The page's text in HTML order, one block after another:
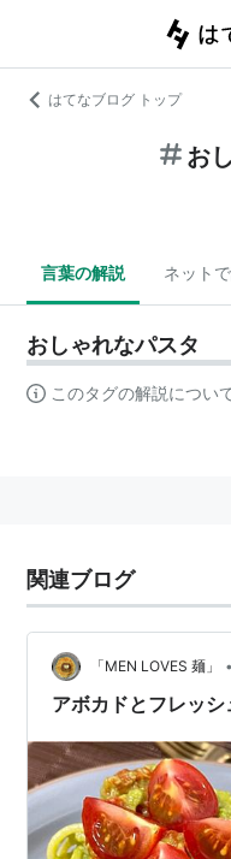
はてなブログ トップ
お
言葉の解説 ネット
おしゃれなパスタ
このタグの解説につい
関連ブログ
「MEN LOVES 麺」 •
アボカドとフレッ